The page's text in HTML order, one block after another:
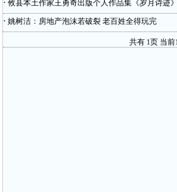
· 攸县本土作家王勇奇出版个人作品集《岁月诗迹》
· 姚树洁：房地产泡沫若破裂 老百姓全得玩完
共有 1页 当前